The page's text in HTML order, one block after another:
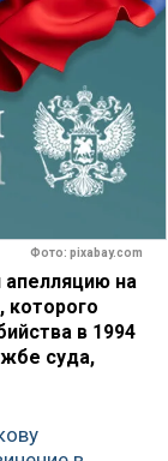
Фото: pixabay.com
апелляцию на
которого
в 1994
суда,